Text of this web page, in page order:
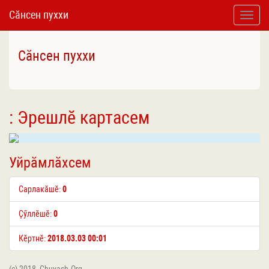
Toggle
Сӑнсен пуххи
Сӑнсен пуххи
: Эрешлӗ картасем
Уйрӑмлӑхсем
Сарлакӑшӗ:0
Ҫӳллӗшӗ:0
Кӗртнӗ:2018.03.03 00:01